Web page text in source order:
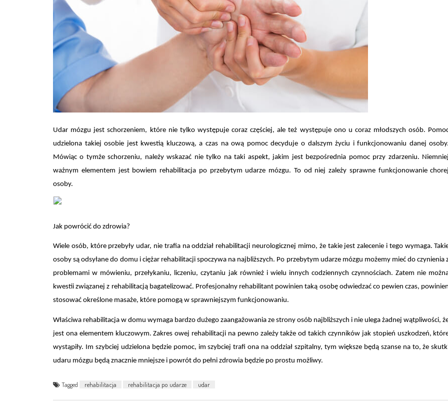
Udar mózgu jest schorzeniem, które nie tylko występuje coraz częściej, ale też występuje ono u coraz młodszych osób.
udzielona takiej osobie jest kwestią kluczową, a czas na ową pomoc decyduje o dalszym życiu i funkcjonowaniu danej
Mówiąc o tymże schorzeniu, należy wskazać nie tylko na taki aspekt, jakim jest bezpośrednia pomoc przy zdarzeniu.
ważnym elementem jest bowiem rehabilitacja po przebytym udarze mózgu. To od niej zależy sprawne funkcjonowanie
osoby.
Jak powrócić do zdrowia?
Wiele osób, które przebyły udar, nie trafia na oddział rehabilitacji neurologicznej mimo, że takie jest zalecenie i tego wymaga.
osoby są odsyłane do domu i ciężar rehabilitacji spoczywa na najbliższych. Po przebytym udarze mózgu możemy mieć do czynienia
problemami w mówieniu, przełykaniu, liczeniu, czytaniu jak również i wielu innych codziennych czynnościach. Zatem nie
kwestii związanej z rehabilitacją bagatelizować. Profesjonalny rehabilitant powinien taką osobę odwiedzać co pewien czas,
stosować określone masaże, które pomogą w sprawniejszym funkcjonowaniu.
Właściwa rehabilitacja w domu wymaga bardzo dużego zaangażowania ze strony osób najbliższych i nie ulega żadnej wątpliwości,
jest ona elementem kluczowym. Zakres owej rehabilitacji na pewno zależy także od takich czynników jak stopień uszkodzeń,
wystąpiły. Im szybciej udzielona będzie pomoc, im szybciej trafi ona na oddział szpitalny, tym większe będą szanse na to, że
udaru mózgu będą znacznie mniejsze i powrót do pełni zdrowia będzie po prostu możliwy.
Tagged rehabilitacja rehabilitacja po udarze udar